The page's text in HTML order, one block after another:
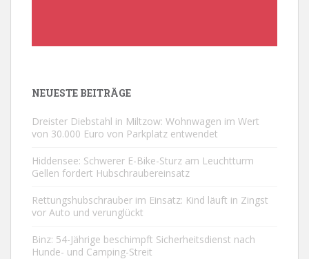
NEUESTE BEITRÄGE
Dreister Diebstahl in Miltzow: Wohnwagen im Wert
von 30.000 Euro von Parkplatz entwendet
Hiddensee: Schwerer E-Bike-Sturz am Leuchtturm
Gellen fordert Hubschraubereinsatz
Rettungshubschrauber im Einsatz: Kind läuft in Zingst
vor Auto und verunglückt
Binz: 54-Jährige beschimpft Sicherheitsdienst nach
Hunde- und Camping-Streit